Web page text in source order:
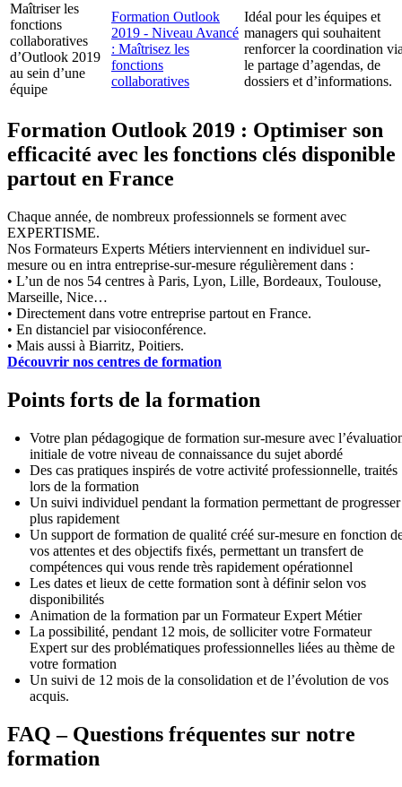
Maîtriser les
fonctions
collaboratives
d’Outlook 2019
au sein d’une
équipe
Formation Outlook
2019 - Niveau Avancé
: Maîtrisez les
fonctions
collaboratives
Idéal pour les équipes et
managers qui souhaitent
renforcer la coordination
le partage d’agendas, de
dossiers et d’informations.
Formation Outlook 2019 : Optimiser son
efficacité avec les fonctions clés disponible
partout en France
Chaque année, de nombreux professionnels se forment avec
EXPERTISME.
Nos Formateurs Experts Métiers interviennent en individuel sur-
mesure ou en intra entreprise-sur-mesure régulièrement dans :
• L’un de nos 54 centres à Paris, Lyon, Lille, Bordeaux, Toulouse,
Marseille, Nice…
• Directement dans votre entreprise partout en France.
• En distanciel par visioconférence.
• Mais aussi à Biarritz, Poitiers.
Découvrir nos centres de formation
Points forts de la formation
Votre plan pédagogique de formation sur-mesure avec
initiale de votre niveau de connaissance du sujet abordé
Des cas pratiques inspirés de votre activité professionnelle, traités
lors de la formation
Un suivi individuel pendant la formation permettant de progresser
plus rapidement
Un support de formation de qualité créé sur-mesure en fonction
vos attentes et des objectifs fixés, permettant un transfert de
compétences qui vous rende très rapidement opérationnel
Les dates et lieux de cette formation sont à définir selon vos
disponibilités
Animation de la formation par un Formateur Expert Métier
La possibilité, pendant 12 mois, de solliciter votre Formateur
Expert sur des problématiques professionnelles liées au thème de
votre formation
Un suivi de 12 mois de la consolidation et de l’évolution de vos
acquis.
FAQ – Questions fréquentes sur notre
formation